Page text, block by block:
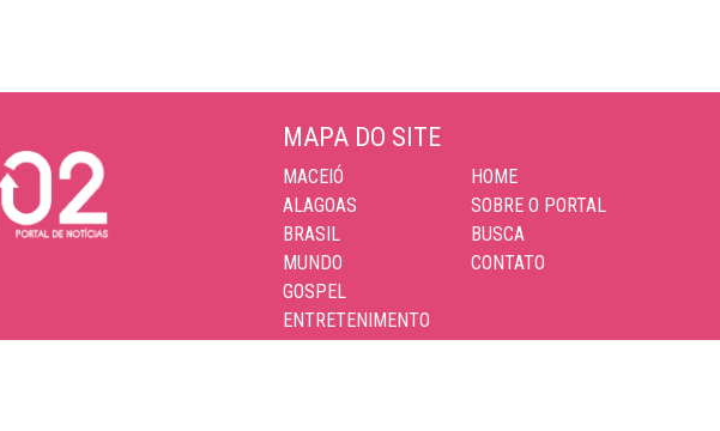
MAPA DO SITE
MACEIÓ
ALAGOAS
BRASIL
MUNDO
GOSPEL
ENTRETENIMENTO
HOME
SOBRE O PORTAL
BUSCA
CONTATO